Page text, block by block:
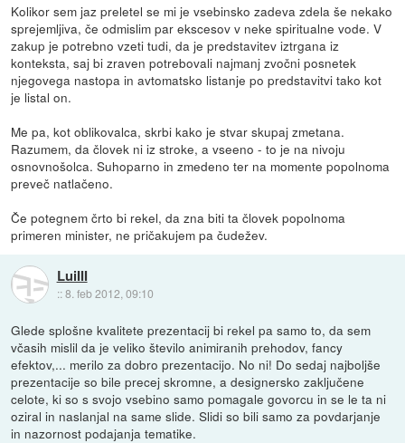
Kolikor sem jaz preletel se mi je vsebinsko zadeva zdela še nekako
sprejemljiva, če odmislim par ekscesov v neke spiritualne vode. V
zakup je potrebno vzeti tudi, da je predstavitev iztrgana iz
konteksta, saj bi zraven potrebovali najmanj zvočni posnetek
njegovega nastopa in avtomatsko listanje po predstavitvi tako kot
je listal on.
Me pa, kot oblikovalca, skrbi kako je stvar skupaj zmetana.
Razumem, da človek ni iz stroke, a vseeno - to je na nivoju
osnovnošolca. Suhoparno in zmedeno ter na momente popolnoma
preveč natlačeno.
Če potegnem črto bi rekel, da zna biti ta človek popolnoma
primeren minister, ne pričakujem pa čudežev.
LuiIII
::8. feb 2012, 09:10
Glede splošne kvalitete prezentacij bi rekel pa samo to, da sem
včasih mislil da je veliko število animiranih prehodov, fancy
efektov,... merilo za dobro prezentacijo. No ni! Do sedaj najboljše
prezentacije so bile precej skromne, a designersko zaključene
celote, ki so s svojo vsebino samo pomagale govorcu in se le ta ni
oziral in naslanjal na same slide. Slidi so bili samo za povdarjanje
in nazornost podajanja tematike.